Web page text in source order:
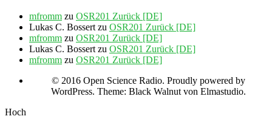
mfromm zu OSR201 Zurück [DE]
Lukas C. Bossert zu OSR201 Zurück [DE]
mfromm zu OSR201 Zurück [DE]
Lukas C. Bossert zu OSR201 Zurück [DE]
mfromm zu OSR201 Zurück [DE]
© 2016 Open Science Radio. Proudly powered by
WordPress. Theme: Black Walnut von Elmastudio.
Hoch